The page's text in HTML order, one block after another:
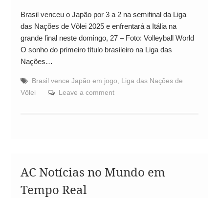
Brasil venceu o Japão por 3 a 2 na semifinal da Liga
das Nações de Vôlei 2025 e enfrentará a Itália na
grande final neste domingo, 27 – Foto: Volleyball World
O sonho do primeiro título brasileiro na Liga das
Nações…
Brasil vence Japão em jogo
Liga das Nações de
Vôlei
Leave a comment
AC Notícias no Mundo em
Tempo Real